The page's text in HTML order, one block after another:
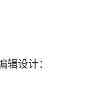
设计：